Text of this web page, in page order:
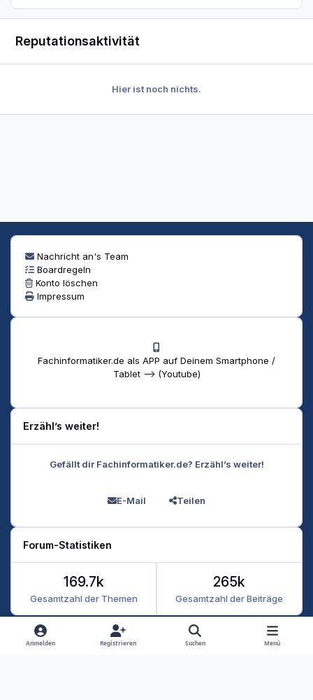
Reputationsaktivität
Hier ist noch nichts.
Nachricht an's Team
Boardregeln
Konto löschen
Impressum
Fachinformatiker.de als APP auf Deinem Smartphone /
Tablet --> (Youtube)
Erzähl’s weiter!
Gefällt dir Fachinformatiker.de? Erzähl’s weiter!
E-Mail Teilen
Forum-Statistiken
Gesamtzahl der Themen
169.7k
Gesamtzahl der Beiträge
265k
Heller Modus
Dunkler Modus
Systemeinstellung
Anmelden Registrieren Suchen Menü